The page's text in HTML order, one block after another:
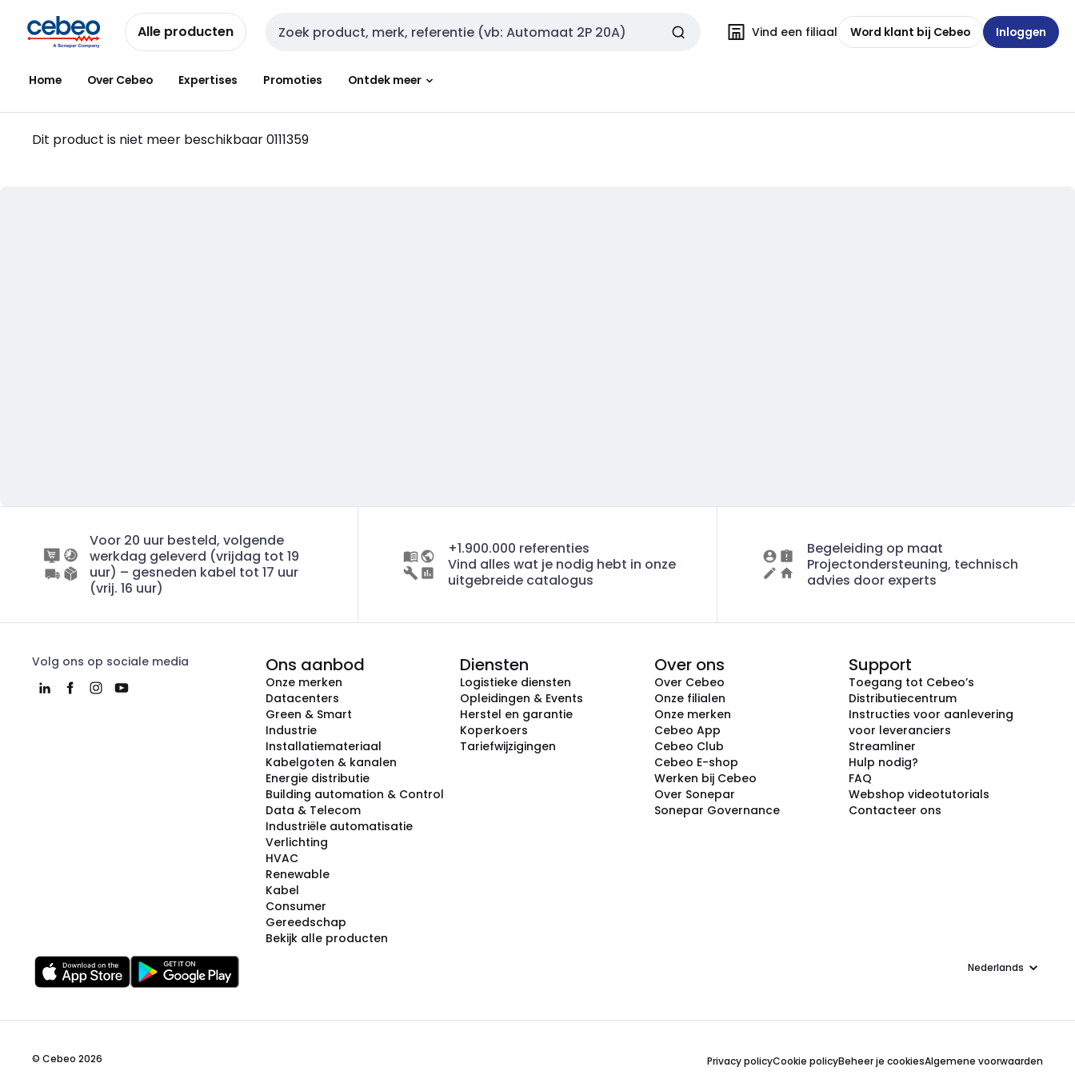
naar
navigatie
naar
inhoud
Alle producten Zoekveld invoer Vind een filiaal Word klant bij Cebeo Inloggen
Home Over Cebeo Expertises Promoties Ontdek meer
Dit product is niet meer beschikbaar0111359
Voor 20 uur besteld, volgende
werkdag geleverd (vrijdag tot 19
uur) – gesneden kabel tot 17 uur
(vrij. 16 uur)
+1.900.000 referenties
Vind alles wat je nodig hebt in onze
uitgebreide catalogus
Begeleiding op maat
Projectondersteuning, technisch
advies door experts
Volg ons op sociale media Ons aanbod
Onze merken
Datacenters
Green & Smart
Industrie
Installatiemateriaal
Kabelgoten & kanalen
Energie distributie
Building automation & Control
Data & Telecom
Industriële automatisatie
Verlichting
HVAC
Renewable
Kabel
Consumer
Gereedschap
Bekijk alle producten
Diensten
Logistieke diensten
Opleidingen & Events
Herstel en garantie
Koperkoers
Tariefwijzigingen
Over ons
Over Cebeo
Onze filialen
Onze merken
Cebeo App
Cebeo Club
Cebeo E-shop
Werken bij Cebeo
Over Sonepar
Sonepar Governance
Support
Toegang tot Cebeo’s
Distributiecentrum
Instructies voor aanlevering
voor leveranciers
Streamliner
Hulp nodig?
FAQ
Webshop videotutorials
Contacteer ons
Taal
© Cebeo 2026 Privacy policyCookie policyBeheer je cookiesAlgemene voorwaarden